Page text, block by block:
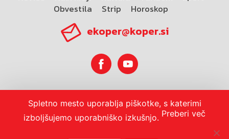
Obvestila
Strip Horoskop
ekoper@koper.si
Horoskop
Spletno mesto uporablja piškotke, s katerimi
izboljšujemo uporabniško izkušnjo. Preberi več